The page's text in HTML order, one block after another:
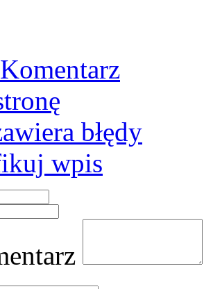
błędy
wpis